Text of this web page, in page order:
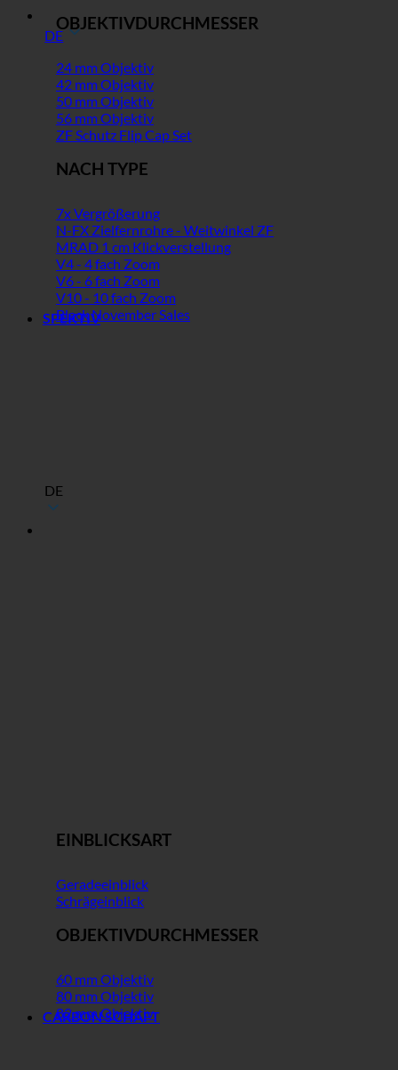
DE
DE
OBJEKTIVDURCHMESSER
24 mm Objektiv
42 mm Objektiv
50 mm Objektiv
56 mm Objektiv
ZF Schutz Flip Cap Set
NACH TYPE
7x Vergrößerung
N-FX Zielfernrohre - Weitwinkel ZF
MRAD 1 cm Klickverstellung
V4 - 4 fach Zoom
V6 - 6 fach Zoom
V10 - 10 fach Zoom
Black November Sales
SPEKTIV
EINBLICKSART
Geradeeinblick
Schrägeinblick
OBJEKTIVDURCHMESSER
60 mm Objektiv
80 mm Objektiv
82 mm Objektiv
CARBON SCHAFT